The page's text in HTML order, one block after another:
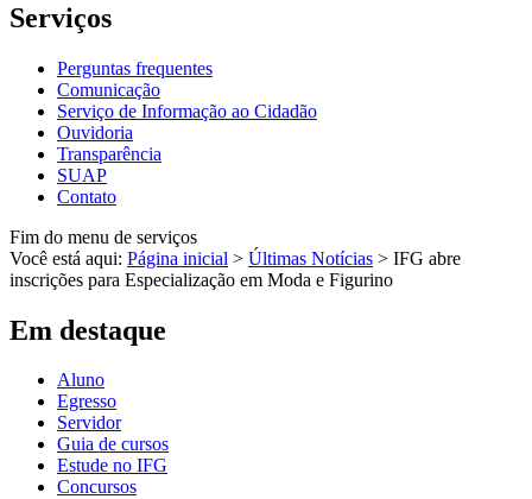
Serviços
Perguntas frequentes
Comunicação
Serviço de Informação ao Cidadão
Ouvidoria
Transparência
SUAP
Contato
Fim do menu de serviços
Você está aqui: Página inicial > Últimas Notícias > IFG abre
inscrições para Especialização em Moda e Figurino
Em destaque
Aluno
Egresso
Servidor
Guia de cursos
Estude no IFG
Concursos